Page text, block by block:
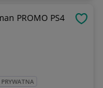
PROMO PS4